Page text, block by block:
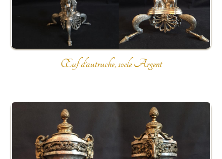
Œuf d’autruche, socle Argent